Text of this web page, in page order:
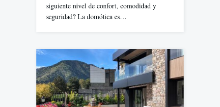
siguiente nivel de confort, comodidad y
seguridad? La domótica es…